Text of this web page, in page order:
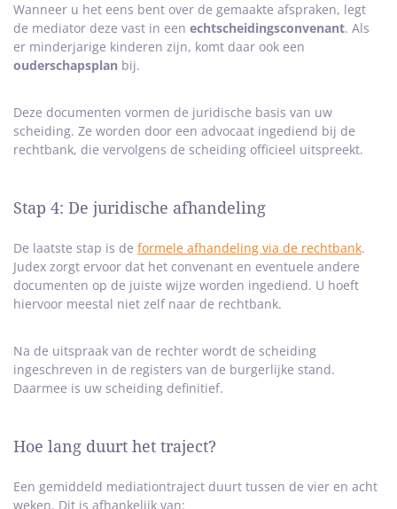
Wanneer u het eens bent over de gemaakte afspraken, legt
de mediator deze vast in een echtscheidingsconvenant. Als
er minderjarige kinderen zijn, komt daar ook een
ouderschapsplan bij.
Deze documenten vormen de juridische basis van uw
scheiding. Ze worden door een advocaat ingediend bij de
rechtbank, die vervolgens de scheiding officieel uitspreekt.
Stap 4: De juridische afhandeling
De laatste stap is de formele afhandeling via de rechtbank.
Judex zorgt ervoor dat het convenant en eventuele andere
documenten op de juiste wijze worden ingediend. U hoeft
hiervoor meestal niet zelf naar de rechtbank.
Na de uitspraak van de rechter wordt de scheiding
ingeschreven in de registers van de burgerlijke stand.
Daarmee is uw scheiding definitief.
Hoe lang duurt het traject?
Een gemiddeld mediationtraject duurt tussen de vier en acht
weken. Dit is afhankelijk van: